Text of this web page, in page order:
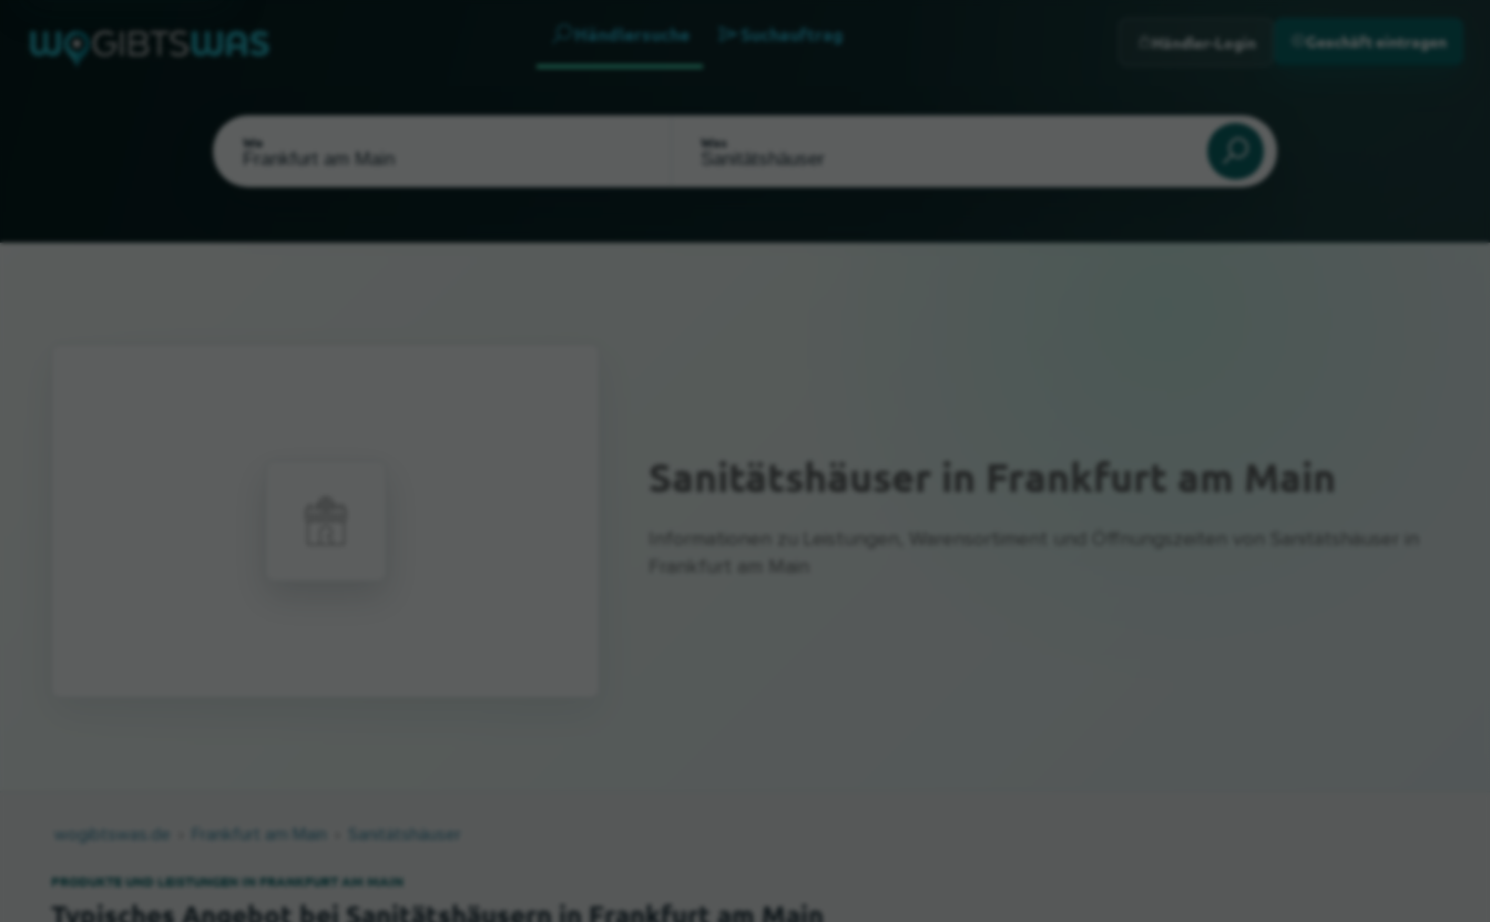
Händlersuche Suchauftrag
Wo Was
Händler-Login Geschäft eintragen
Sanitätshäuser in Frankfurt am Main
Frankfurt am Main Sanitätshäuser
PRODUKTE UND LEISTUNGEN IN FRANKFURT AM MAIN
Typisches Angebot bei Sanitätshäusern in Frankfurt am Main